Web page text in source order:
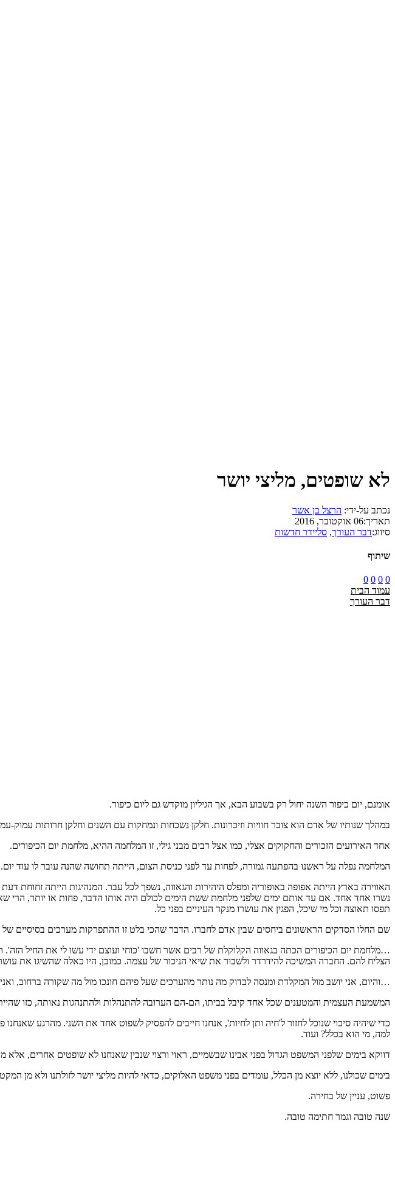
לא שופטים, מליצי יושר
נכתב על-ידי: הרצל בן אשר
תאריך:06 אוקטובר, 2016
סיווג:דבר העורך, סליידר חדשות
שיתוף
0
0
0
0
עמוד הבית
דבר העורך
אומנם, יום כיפור השנה יחול רק בשבוע הבא, אך הגיליון מוקדש גם ליום כיפור.
במהלך שנותיו של אדם הוא צובר חוויות וזיכרונות. חלקן נשכחות ונמחקות עם השנים וחלקן חרותות עמוק-
אחד האירועים הזכורים והחקוקים אצלי, כמו אצל רבים מבני גילי, זו המלחמה ההיא, מלחמת יום הכיפורים.
המלחמה נפלה על ראשנו בהפתעה גמורה, לפחות עד לפני כניסת הצום, הייתה תחושה שהנה עובר לו עוד יום.
האווירה בארץ הייתה אפופה באופוריה ומפלס היהירות והגאווה, נשפך לכל עבר. המנהיגות הייתה זחוחת
נשרו אחד אחד. אם עד אותם ימים שלפני מלחמת ששת הימים לכולם היה אותו הדבר, פחות או יותר, הרי
תפסו תאוצה וכל מי שיכל, הפגין את עושרו מנקר העיניים בפני כל.
שם החלו הסדקים הראשונים ביחסים שבין אדם לחברו. הדבר שהכי בלט זו ההתפרקות מערכים בסיסיים
…מלחמת יום הכיפורים הכתה בגאווה הקלוקלת של רבים אשר חשבו 'כוחי ועוצם ידי עשו לי את החיל
הצליח להם. החברה המשיכה להידרדר ולשבור את שיאי הניכור של עצמה. כמובן, היו כאלה שהשיגו את
…והיום, אני יושב מול המקלדת ומנסה לבדוק מה נותר מהערכים שעל פיהם חונכו מול מה שקורה ברחוב,
המשמעת העצמית והמטענים שכל אחד קיבל בביתו, הם-הם הערובה להתנהלות ולהתנהגות נאותה, כזו
כדי שיהיה סיכוי שנוכל לחזור ל'חיה ותן לחיות', אנחנו חייבים להפסיק לשפוט אחד את השני. מהרגע
למה, מי הוא בכלל? ועוד.
דווקא בימים שלפני המשפט הגדול בפני אבינו שבשמיים, ראוי ורצוי שנבין שאנחנו לא שופטים אחרים, אלא
בימים שכולנו, ללא יוצא מן הכלל, עומדים בפני משפט האלוקים, כדאי להיות מליצי יושר לזולתנו ולא מן
פשוט, עניין של בחירה.
שנה טובה וגמר חתימה טובה.